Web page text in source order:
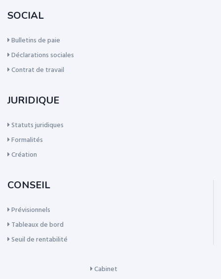
SOCIAL
Bulletins de paie
Déclarations sociales
Contrat de travail
JURIDIQUE
Statuts juridiques
Formalités
Création
CONSEIL
Prévisionnels
Tableaux de bord
Seuil de rentabilité
Cabinet